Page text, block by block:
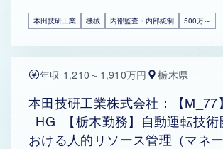
本田技研工業 機械 内部監査・内部統制 500万～
年収 1,210～1,910万円 栃木県
本田技研工業株式会社：【M_77
_HG_【栃木勤務】自動運転技
おける人的リソース管理（マネー